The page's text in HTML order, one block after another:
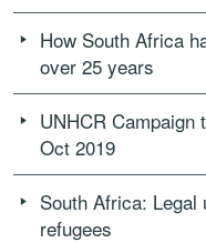
How South Africa
over 25 years
UNHCR Campaign
Oct 2019
South Africa:
refugees